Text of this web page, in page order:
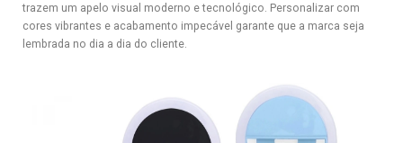
trazem um apelo visual moderno e tecnológico. Personalizar com
cores vibrantes e acabamento impecável garante que a marca seja
lembrada no dia a dia do cliente.